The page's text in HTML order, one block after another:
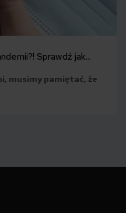
Sprawdź jak...
musimy pamiętać, że